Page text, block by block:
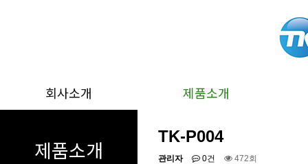
회사소개 제품소개
제품소개
TK-P004
관리자 0건 472회